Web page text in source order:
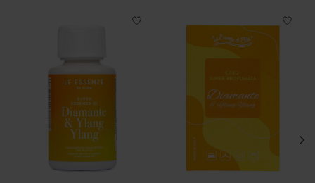
Items van productcarrousel